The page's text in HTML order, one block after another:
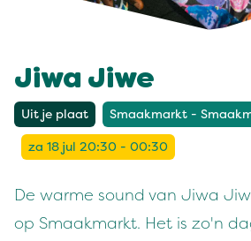
Jiwa Jiwe
Uit je plaat Smaakmarkt -
za 18 jul 20:30 - 00:30
De warme sound van Jiwa
op Smaakmarkt. Het is zo'n